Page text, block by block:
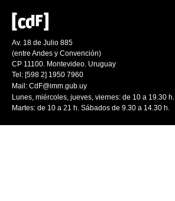
Av. 18 de Julio 885
(entre Andes y Convención)
CP 11100. Montevideo. Uruguay
Tel: [598 2] 1950 7960
Mail: CdF@imm.gub.uy
Lunes, miércoles, jueves, viernes: de 10 a 19.30 h.
Martes: de 10 a 21 h. Sábados de 9.30 a 14.30 h.